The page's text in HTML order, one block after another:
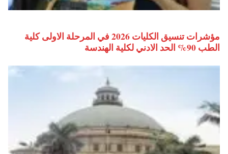
مؤشرات تنسيق الكليات 2026 في المرحلة الاولى كلية
الطب 90% الحد الادني لكلية الهندسة